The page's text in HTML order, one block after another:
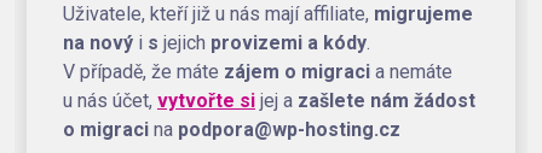
Uživatele, kteří již u nás mají affiliate, migrujeme
na nový i s jejich provizemi a kódy.
V případě, že máte zájem o migraci a nemáte
u nás účet, vytvořte si jej a zašlete nám žádost
o migraci na podpora@wp-hosting.cz